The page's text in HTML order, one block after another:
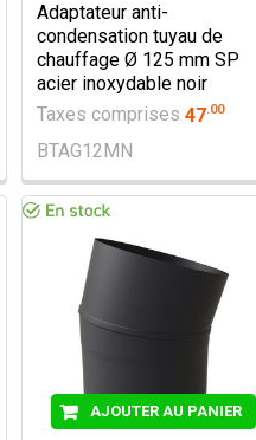
Adaptateur anti-
condensation tuyau de
chauffage Ø 125 mm SP
acier inoxydable noir
Taxes comprises 47.00
BTAG12MN
AJOUTER AU PANIER